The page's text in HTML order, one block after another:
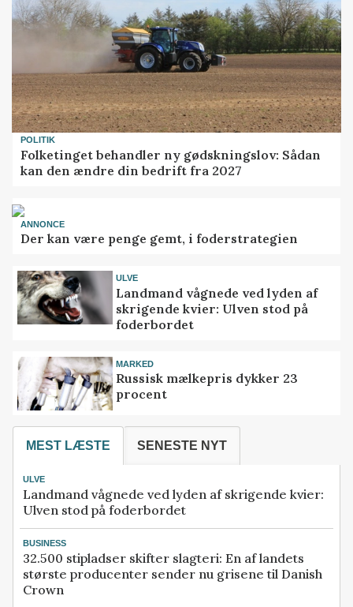
POLITIK
Folketinget behandler ny gødskningslov: Sådan
kan den ændre din bedrift fra 2027
ANNONCE
Der kan være penge gemt, i foderstrategien
ULVE
Landmand vågnede ved lyden af
skrigende kvier: Ulven stod på
foderbordet
MARKED
Russisk mælkepris dykker 23
procent
MEST LÆSTE SENESTE NYT
ULVE
Landmand vågnede ved lyden af skrigende kvier:
Ulven stod på foderbordet
BUSINESS
32.500 stipladser skifter slagteri: En af landets
største producenter sender nu grisene til Danish
Crown